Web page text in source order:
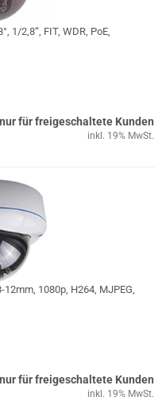
1/2,8“, FIT, WDR, PoE,
für freigeschaltete Kunden
inkl. 19% MwSt.
1080p, H264, MJPEG,
für freigeschaltete Kunden
inkl. 19% MwSt.